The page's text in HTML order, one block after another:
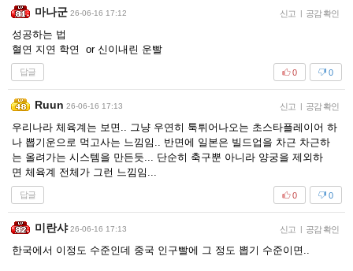
마나군 26-06-16 17:12 신고 | 공감 확인
성공하는 법
혈연 지연 학연 or 신이내린 운빨
답글 0
0
Ruun 26-06-16 17:13 신고 | 공감 확인
우리나라 체육계는 보면.. 그냥 우연히 툭튀어나오는 초스타플레이어 하
나 뽑기운으로 먹고사는 느낌임.. 반면에 일본은 빌드업을 차근 차근하
는 올려가는 시스템을 만든듯... 단순히 축구뿐 아니라 양궁을 제외하
면 체육계 전체가 그런 느낌임...
답글 0
0
미란샤 26-06-16 17:13 신고 | 공감 확인
한국에서 이정도 수준인데 중국 인구빨에 그 정도 뽑기 수준이면..